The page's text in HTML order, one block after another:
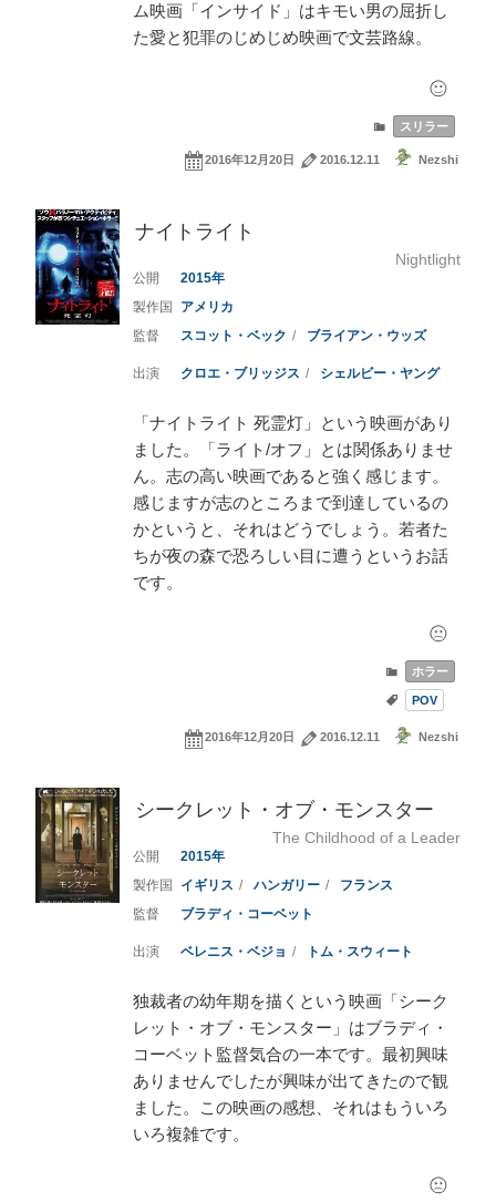
ム映画「インサイド」はキモい男の屈折し
た愛と犯罪のじめじめ映画で文芸路線。
スリラー
2016年12月20日 2016.12.11 Nezshi
ナイトライト
Nightlight
2015
アメリカ
スコット・ベック
ブライアン・ウッズ
クロエ・ブリッジス シェルビー・ヤング
「ナイトライト 死霊灯」という映画があり
ました。「ライト/オフ」とは関係ありませ
ん。志の高い映画であると強く感じます。
感じますが志のところまで到達しているの
かというと、それはどうでしょう。若者た
ちが夜の森で恐ろしい目に遭うというお話
です。
ホラー
POV
2016年12月20日 2016.12.11 Nezshi
シークレット・オブ・モンスター
The Childhood of a Leader
2015
イギリス
ハンガリー
フランス
ブラディ・コーベット
ベレニス・ベジョ トム・スウィート
独裁者の幼年期を描くという映画「シーク
レット・オブ・モンスター」はブラディ・
コーベット監督気合の一本です。最初興味
ありませんでしたが興味が出てきたので観
ました。この映画の感想、それはもういろ
いろ複雑です。